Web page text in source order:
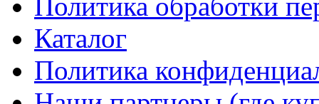
Каталог
Политика